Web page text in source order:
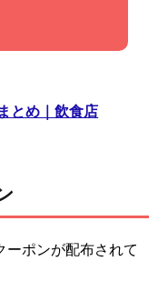
とめ｜飲食店
ーポンが配布されて